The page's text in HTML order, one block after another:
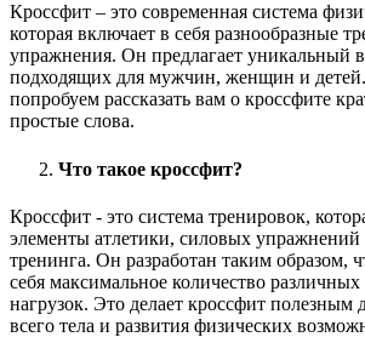
Кроссфит – это современная система
которая включает в себя разнообразные
упражнения. Он предлагает уникальный
подходящих для мужчин, женщин и
попробуем рассказать вам о кроссфите
простые слова.
Что такое кроссфит?
Кроссфит - это система тренировок,
элементы атлетики, силовых
тренинга. Он разработан таким образом,
себя максимальное количество
нагрузок. Это делает кроссфит полезным
всего тела и развития физических